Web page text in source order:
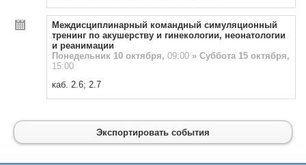
Междисциплинарный командный симуляционный
тренинг по акушерству и гинекологии, неонатологии
и реанимации
Понедельник 10 октября, 09:00 » Суббота 15 октября,
15:00
каб. 2.6; 2.7
Экспортировать события